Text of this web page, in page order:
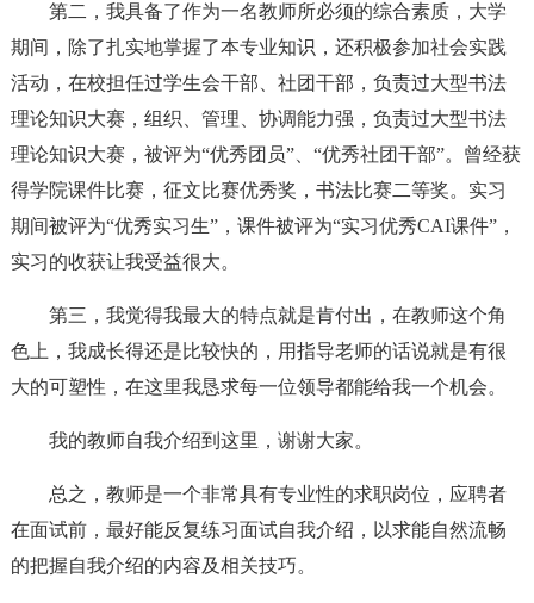
第二，我具备了作为一名教师所必须的综合素质，大学
期间，除了扎实地掌握了本专业知识，还积极参加社会实践
活动，在校担任过学生会干部、社团干部，负责过大型书法
理论知识大赛，组织、管理、协调能力强，负责过大型书法
理论知识大赛，被评为“优秀团员”、“优秀社团干部”。曾经获
得学院课件比赛，征文比赛优秀奖，书法比赛二等奖。实习
期间被评为“优秀实习生”，课件被评为“实习优秀CAI课件”，
实习的收获让我受益很大。
第三，我觉得我最大的特点就是肯付出，在教师这个角
色上，我成长得还是比较快的，用指导老师的话说就是有很
大的可塑性，在这里我恳求每一位领导都能给我一个机会。
我的教师自我介绍到这里，谢谢大家。
总之，教师是一个非常具有专业性的求职岗位，应聘者
在面试前，最好能反复练习面试自我介绍，以求能自然流畅
的把握自我介绍的内容及相关技巧。